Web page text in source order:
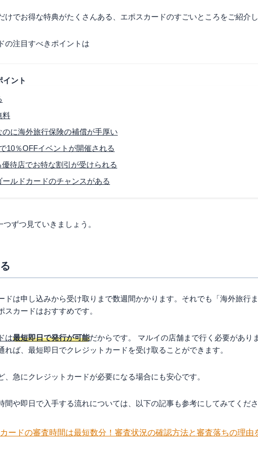
けでお得な特典がたくさんある、エポスカードのすごいところをご紹介
の注目すべきポイントは
イント
料
に海外旅行保険の補償が手厚い
10％OFFイベントが開催される
優待店でお特な割引が受けられる
ルドカードのチャンスがある
ずつ見ていきましょう。
ドは申し込みから受け取りまで数週間かかります。それでも「海外旅行
カードはおすすめです。
は最短即日で発行が可能だからです。 マルイの店舗まで行く必要があり
れば、最短即日でクレジットカードを受け取ることができます。
、急にクレジットカードが必要になる場合にも安心です。
間や即日で入手する流れについては、以下の記事も参考にしてみてくだ
ードの審査時間は最短数分！審査状況の確認方法と審査落ちの理由